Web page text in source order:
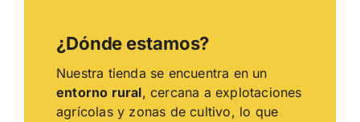
¿Dónde estamos?
Nuestra tienda se encuentra en un
entorno rural, cercana a explotaciones
agrícolas y zonas de cultivo, lo que